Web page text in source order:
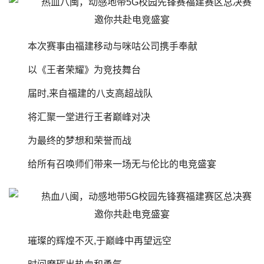
本次赛事由福建移动与咪咕公司携手奉献
以《王者荣耀》为竞技舞台
届时,来自福建的八支高超战队
将汇聚一堂进行王者巅峰对决
为最终的梦想和荣誉而战
给所有召唤师们带来一场无与伦比的电竞盛宴
璀璨的辉煌不灭,于巅峰中再望远空